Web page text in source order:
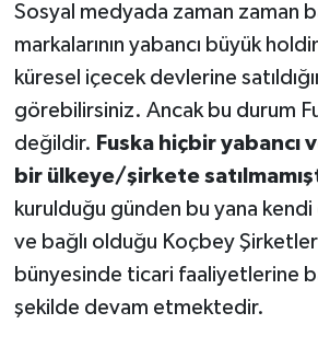
Sosyal medyada zaman zaman
markalarının yabancı büyük
küresel içecek devlerine
görebilirsiniz. Ancak bu durum
değildir. Fuska hiçbir yabancı
bir ülkeye/şirkete
kurulduğu günden bu yana
ve bağlı olduğu Koçbey
bünyesinde ticari faaliyetlerine
şekilde devam etmektedir.